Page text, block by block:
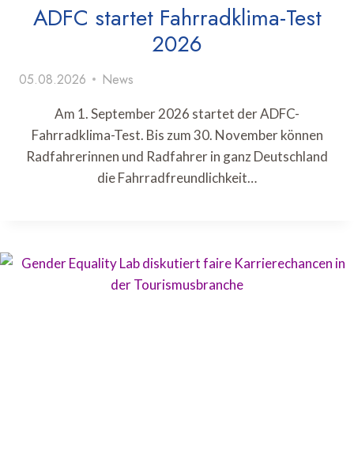
ADFC startet Fahrradklima-Test
2026
05.08.2026 News
Am 1. September 2026 startet der ADFC-
Fahrradklima-Test. Bis zum 30. November können
Radfahrerinnen und Radfahrer in ganz Deutschland
die Fahrradfreundlichkeit…